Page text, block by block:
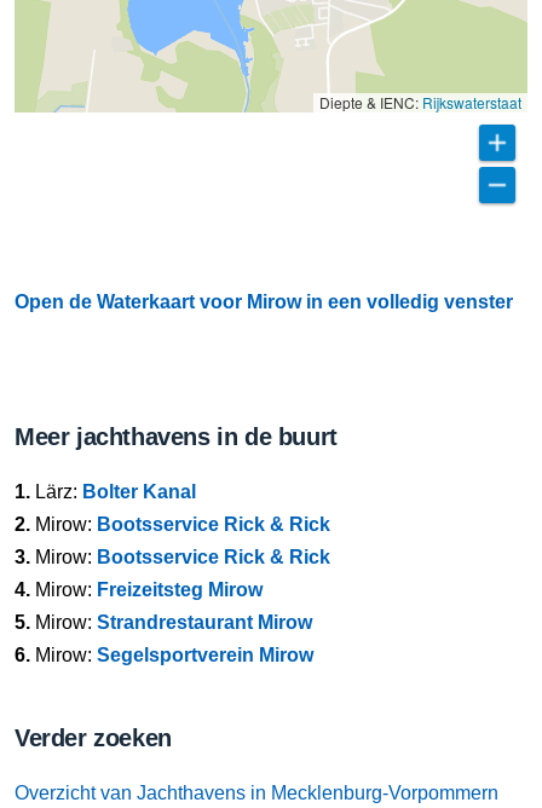
Diepte & IENC: Rijkswaterstaat
Open de Waterkaart voor Mirow in een volledig venster
Meer jachthavens in de buurt
1. Lärz: Bolter Kanal
2. Mirow: Bootsservice Rick & Rick
3. Mirow: Bootsservice Rick & Rick
4. Mirow: Freizeitsteg Mirow
5. Mirow: Strandrestaurant Mirow
6. Mirow: Segelsportverein Mirow
Verder zoeken
Overzicht van Jachthavens in Mecklenburg-Vorpommern